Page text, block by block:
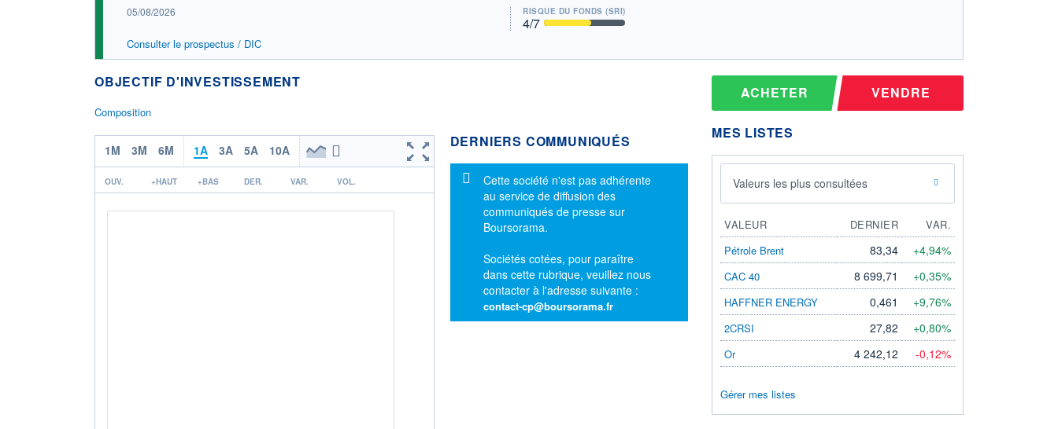
05/08/2026
Consulter le prospectus / DIC
RISQUE DU FONDS (SRI)
4/7
OBJECTIF D'INVESTISSEMENT
Composition
1M 3M 6M 1A 3A 5A 10A
OUV. +HAUT +BAS DER. VAR. VOL.
DERNIERS COMMUNIQUÉS
Message d'information
Cette société n'est pas adhérente
au service de diffusion des
communiqués de presse sur
Boursorama.
Sociétés cotées, pour paraître
dans cette rubrique, veuillez nous
contacter à l'adresse suivante :
contact-cp@boursorama.fr
ACHETER VENDRE
MES LISTES
Valeurs les plus consultées
VALEUR DERNIER
VAR.
Pétrole Brent
83,34 +4,94%
CAC 40 8 699,71 +0,35%
HAFFNER ENERGY 0,461 +9,76%
2CRSI 27,82 +0,80%
Or 4 242,12 -0,12%
Gérer mes listes